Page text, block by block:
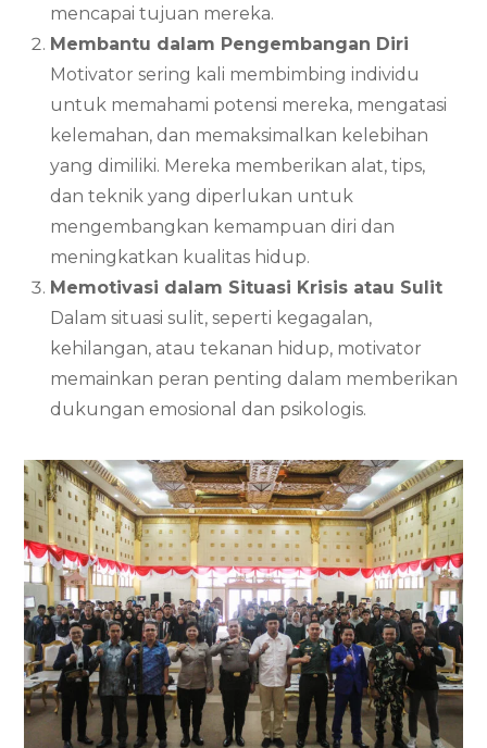
mencapai tujuan mereka.
Membantu dalam Pengembangan Diri
Motivator sering kali membimbing individu
untuk memahami potensi mereka, mengatasi
kelemahan, dan memaksimalkan kelebihan
yang dimiliki. Mereka memberikan alat, tips,
dan teknik yang diperlukan untuk
mengembangkan kemampuan diri dan
meningkatkan kualitas hidup.
Memotivasi dalam Situasi Krisis atau Sulit
Dalam situasi sulit, seperti kegagalan,
kehilangan, atau tekanan hidup, motivator
memainkan peran penting dalam memberikan
dukungan emosional dan psikologis.